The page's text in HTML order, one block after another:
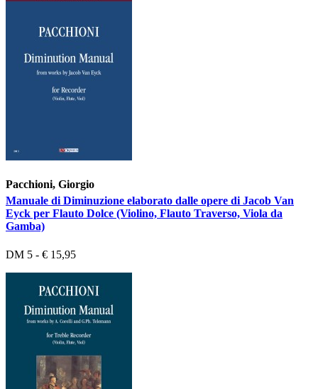
Pacchioni, Giorgio
Manuale di Diminuzione elaborato dalle opere di Jacob Van
Eyck per Flauto Dolce (Violino, Flauto Traverso, Viola da
Gamba)
DM 5 - € 15,95